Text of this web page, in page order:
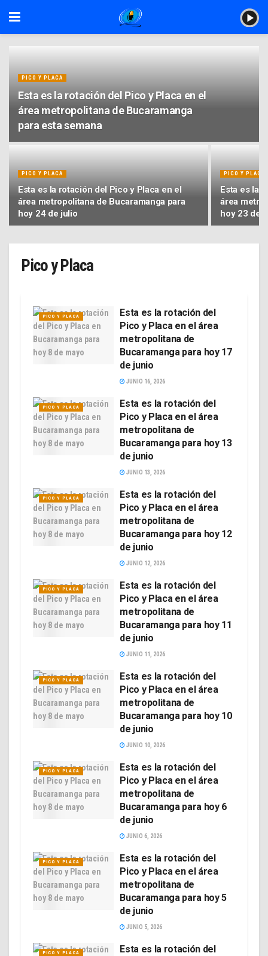
PICO Y PLACA
Esta es la rotación del Pico y Placa en el
área metropolitana de Bucaramanga
para esta semana
PICO Y PLACA
Esta es la rotación del Pico y Placa en el
área metropolitana de Bucaramanga para
hoy 24 de julio
PICO Y PLACA
Esta es la
área
hoy 23 de
Pico y Placa
PICO Y PLACA
Esta es la rotación del
Pico y Placa en el área
metropolitana de
Bucaramanga para hoy 17
de junio
JUNIO 16, 2026
PICO Y PLACA
Esta es la rotación del
Pico y Placa en el área
metropolitana de
Bucaramanga para hoy 13
de junio
JUNIO 13, 2026
PICO Y PLACA
Esta es la rotación del
Pico y Placa en el área
metropolitana de
Bucaramanga para hoy 12
de junio
JUNIO 12, 2026
PICO Y PLACA
Esta es la rotación del
Pico y Placa en el área
metropolitana de
Bucaramanga para hoy 11
de junio
JUNIO 11, 2026
PICO Y PLACA
Esta es la rotación del
Pico y Placa en el área
metropolitana de
Bucaramanga para hoy 10
de junio
JUNIO 10, 2026
PICO Y PLACA
Esta es la rotación del
Pico y Placa en el área
metropolitana de
Bucaramanga para hoy 6
de junio
JUNIO 6, 2026
PICO Y PLACA
Esta es la rotación del
Pico y Placa en el área
metropolitana de
Bucaramanga para hoy 5
de junio
JUNIO 5, 2026
PICO Y PLACA
Esta es la rotación del